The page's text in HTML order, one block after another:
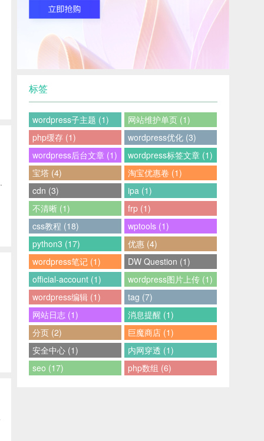
标签
wordpress子主题 (1)
网站维护单页 (1)
php缓存 (1)
wordpress优化 (3)
wordpress后台文章 (1)
wordpress标签文章 (1)
宝塔 (4)
淘宝优惠卷 (1)
cdn (3)
ipa (1)
不清晰 (1)
frp (1)
css教程 (18)
wptools (1)
python3 (17)
优惠 (4)
wordpress笔记 (1)
DW Question (1)
official-account (1)
wordpress图片上传 (1)
wordpress编辑 (1)
tag (7)
网站日志 (1)
消息提醒 (1)
分页 (2)
巨魔商店 (1)
安全中心 (1)
内网穿透 (1)
seo (17)
php数组 (6)